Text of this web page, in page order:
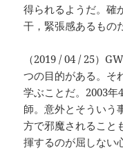
得られるようだ。確
干，緊張感あるもの
（2019 / 04 / 25）
つの目的がある。そ
学ぶことだ。2003
師。意外とそういう
方で邪魔されること
揮するのが屈しない